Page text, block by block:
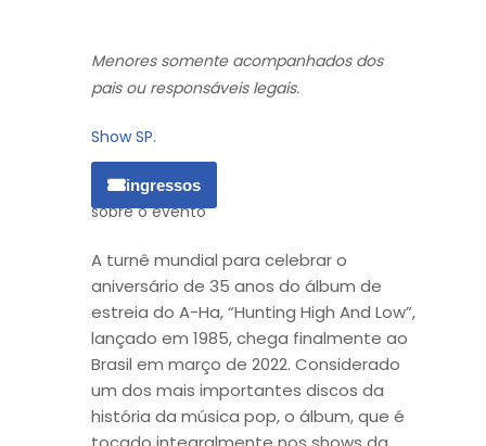
Menores somente acompanhados dos
pais ou responsáveis legais.
Show SP.
ingressos
sobre o evento
A turnê mundial para celebrar o
aniversário de 35 anos do álbum de
estreia do A-Ha, “Hunting High And Low”,
lançado em 1985, chega finalmente ao
Brasil em março de 2022. Considerado
um dos mais importantes discos da
história da música pop, o álbum, que é